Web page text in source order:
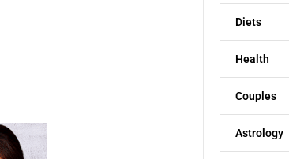
Diets
Health
Couples
Astrology